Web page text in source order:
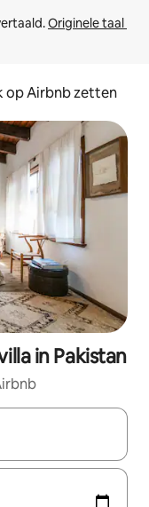
Originele taal
op Airbnb zetten
in Pakistan
maak je een keuze